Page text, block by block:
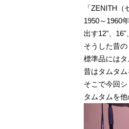
「ZENITH（
1950～1960
出す12"、16"
そうした昔
標準品には
昔はタムタ
そこで今回
タムタムを